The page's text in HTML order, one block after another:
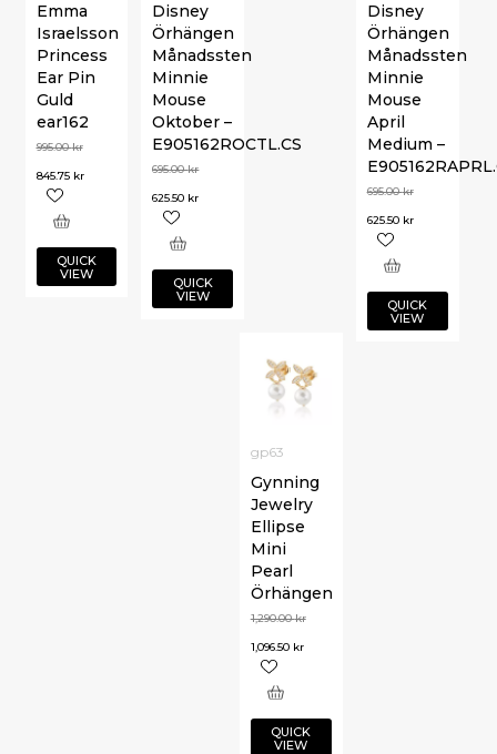
Emma
Israelsson
Princess
Ear Pin
Guld
ear162
995.00kr
845.75 kr
QUICK
VIEW
Disney
Örhängen
Månadssten
Minnie
Mouse
April
Medium –
695.00kr
625.50 kr
QUICK
VIEW
Disney
Örhängen
Månadssten
Minnie
Mouse
Oktober –
E905162ROCTL.CS
695.00kr
625.50 kr
QUICK
VIEW
gp63
Gynning
Jewelry
Ellipse
Mini
Pearl
Örhängen
1,290.00kr
1,096.50 kr
QUICK
VIEW